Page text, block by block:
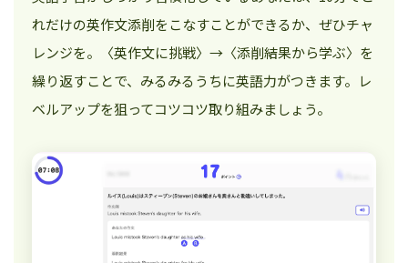
れだけの英作文添削をこなすことができるか、ぜひチャ
レンジを。〈英作文に挑戦〉→〈添削結果から学ぶ〉を
繰り返すことで、みるみるうちに英語力がつきます。レ
ベルアップを狙ってコツコツ取り組みましょう。